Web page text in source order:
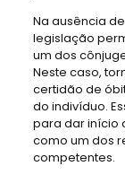
Na ausência
legislação
um dos
Neste caso,
certidão de
do indivíduo.
para dar início
como um dos
competentes.